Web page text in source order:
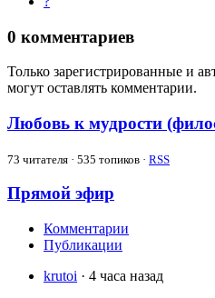
0 комментариев
Только зарегистрированные и
могут оставлять комментарии.
Любовь к мудрости
73 читателя · 535 топиков · RSS
Прямой эфир
Комментарии
Публикации
krutoi · 4 часа назад